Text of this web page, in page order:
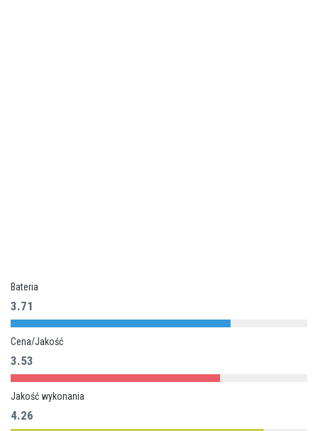
Bateria
3.71
Cena/Jakość
3.53
Jakość wykonania
4.26